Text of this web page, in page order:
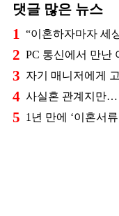
댓글 많은 뉴스
1
2
3
4
5 1년 만에 ‘이혼서